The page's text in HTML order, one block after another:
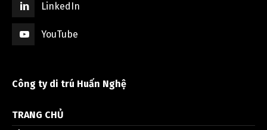
LinkedIn
YouTube
Công ty di trú Huấn Nghệ
TRANG CHỦ